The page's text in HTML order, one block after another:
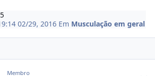
02/29, 2016 Em Musculação em geral
Membro